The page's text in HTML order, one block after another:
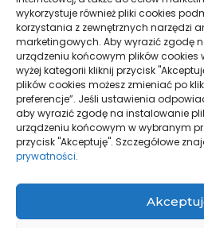
wykorzystuje również pliki cookies
korzystania z zewnętrznych narzędzi
marketingowych. Aby wyrazić zgodę
urządzeniu końcowym plików cookies
wyżej kategorii kliknij przycisk
plików cookies możesz zmieniać po
preferencje”. Jeśli ustawienia
aby wyrazić zgodę na instalowanie
urządzeniu końcowym w wybranym
przycisk "Akceptuję". Szczegółowe
prywatności.
Brandbook a księga znaku:
różnice i zastosowanie